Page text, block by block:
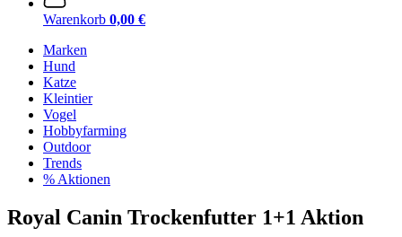
Warenkorb 0,00 €
Marken
Hund
Katze
Kleintier
Vogel
Hobbyfarming
Outdoor
Trends
% Aktionen
Royal Canin Trockenfutter 1+1 Aktion